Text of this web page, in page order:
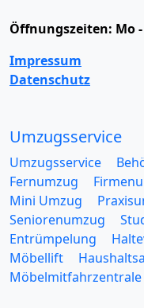
Öffnungszeiten: Mo
Impressum
Datenschutz
Umzugsservice
Umzugsservice
Fernumzug
Mini Umzug
Seniorenumzug
Entrümpelung
Möbellift
Möbelmitfahrzentrale